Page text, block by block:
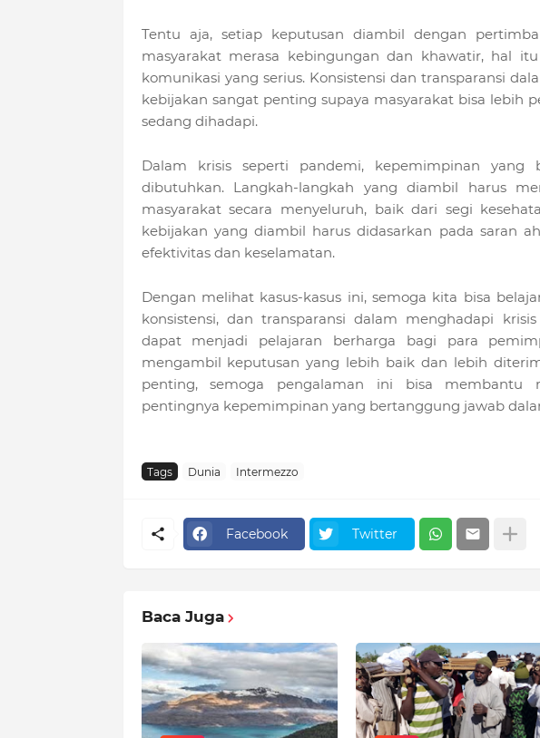
Tentu aja, setiap keputusan diambil dengan
masyarakat merasa kebingungan dan khawatir, hal
komunikasi yang serius. Konsistensi dan transparansi
kebijakan sangat penting supaya masyarakat bisa lebih
sedang dihadapi.
Dalam krisis seperti pandemi, kepemimpinan yang
dibutuhkan. Langkah-langkah yang diambil harus
masyarakat secara menyeluruh, baik dari segi
kebijakan yang diambil harus didasarkan pada saran
efektivitas dan keselamatan.
Dengan melihat kasus-kasus ini, semoga kita bisa
konsistensi, dan transparansi dalam menghadapi
dapat menjadi pelajaran berharga bagi para
mengambil keputusan yang lebih baik dan lebih
penting, semoga pengalaman ini bisa membantu
pentingnya kepemimpinan yang bertanggung jawab
Tags Dunia Intermezzo
Facebook Twitter
Baca Juga